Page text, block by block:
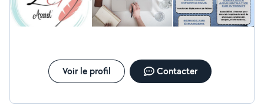
Voir le profil Contacter